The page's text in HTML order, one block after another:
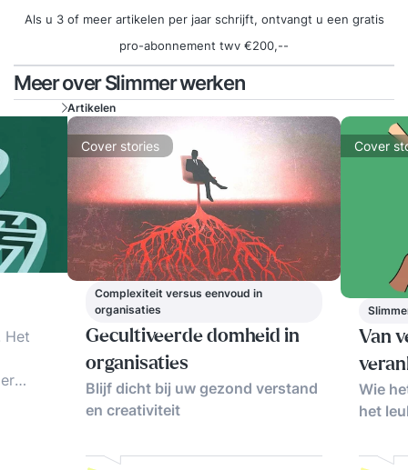
Als u 3 of meer artikelen per jaar schrijft, ontvangt u een gratis
pro-abonnement twv €200,--
Meer over Slimmer werken
Het
Artikelen
Cover stories
Complexiteit versus eenvoud in
organisaties
Gecultiveerde domheid in
organisaties
Blijf dicht bij uw gezond verstand
en creativiteit
Cover
Van
Wie
het